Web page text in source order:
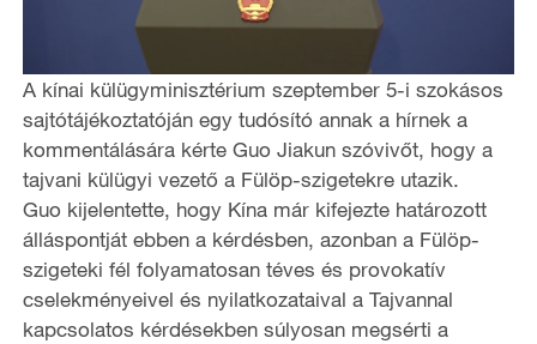
A kínai külügyminisztérium szeptember 5-i szokásos
sajtótájékoztatóján egy tudósító annak a hírnek a
kommentálására kérte Guo Jiakun szóvivőt, hogy a
tajvani külügyi vezető a Fülöp-szigetekre utazik.
Guo kijelentette, hogy Kína már kifejezte határozott
álláspontját ebben a kérdésben, azonban a Fülöp-
szigeteki fél folyamatosan téves és provokatív
cselekményeivel és nyilatkozataival a Tajvannal
kapcsolatos kérdésekben súlyosan megsérti a